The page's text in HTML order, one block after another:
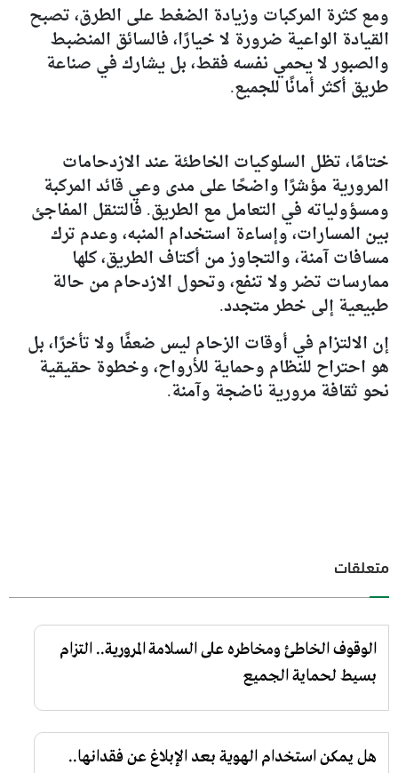
ومع كثرة المركبات وزيادة الضغط على الطرق، تصبح
القيادة الواعية ضرورة لا خيارًا، فالسائق المنضبط
والصبور لا يحمي نفسه فقط، بل يشارك في صناعة
طريق أكثر أمانًا للجميع.
ختامًا، تظل السلوكيات الخاطئة عند الازدحامات
المرورية مؤشرًا واضحًا على مدى وعي قائد المركبة
ومسؤولياته في التعامل مع الطريق. فالتنقل المفاجئ
بين المسارات، وإساءة استخدام المنبه، وعدم ترك
مسافات آمنة، والتجاوز من أكتاف الطريق، كلها
ممارسات تضر ولا تنفع، وتحول الازدحام من حالة
طبيعية إلى خطر متجدد.
إن الالتزام في أوقات الزحام ليس ضعفًا ولا تأخرًا، بل
هو احتراح للنظام وحماية للأرواح، وخطوة حقيقية
نحو ثقافة مرورية ناضجة وآمنة.
متعلقات
الوقوف الخاطئ ومخاطره على السلامة المرورية.. التزام
بسيط لحماية الجميع
هل يمكن استخدام الهوية بعد الإبلاغ عن فقدانها..